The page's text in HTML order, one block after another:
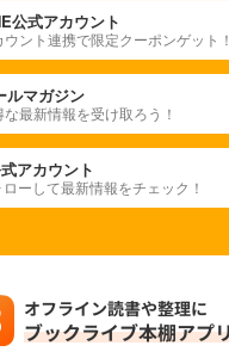
ン2024年4月号
じを表示する
ン2024年3月号
じを表示する
公式アカウント
ウント連携で限定クーポンゲット！
ルマガジン
な最新情報を受け取ろう！
アカウント
ローして最新情報をチェック！